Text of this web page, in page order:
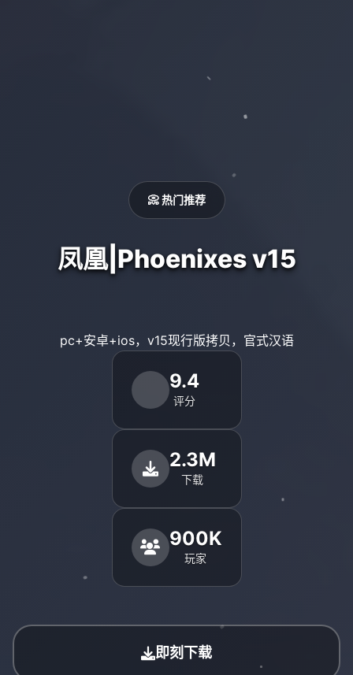
📀 热门推荐
凤凰|Phoenixes v15
pc+安卓+ios，v15现行版拷贝，官式汉语
9.4
评分
2.3M
下载
900K
玩家
即刻下载